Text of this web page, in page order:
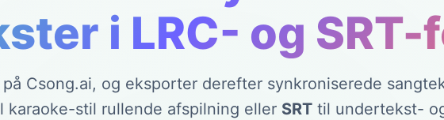
i LRC- og
Csong.ai, og eksporter derefter synkroniserede
karaoke-stil rullende afspilning eller SRT til undertekst-